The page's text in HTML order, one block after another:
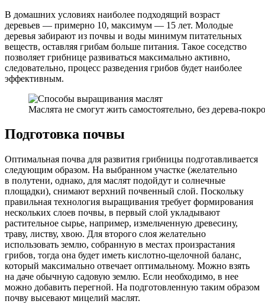
В домашних условиях наиболее подходящий возраст
деревьев — примерно 10, максимум — 15 лет. Молодые
деревья забирают из почвы и воды минимум питательных
веществ, оставляя грибам больше питания. Такое соседство
позволяет грибнице развиваться максимально активно,
следовательно, процесс разведения грибов будет наиболее
эффективным.
Маслята не смогут жить самостоятельно, без дерева-
Подготовка почвы
Оптимальная почва для развития грибницы подготавливается
следующим образом. На выбранном участке (желательно
в полутени, однако, для маслят подойдут и солнечные
площадки), снимают верхний почвенный слой. Поскольку
правильная технология выращивания требует формирования
нескольких слоев почвы, в первый слой укладывают
растительное сырье, например, измельченную древесину,
траву, листву, хвою. Для второго слоя желательно
использовать землю, собранную в местах произрастания
грибов, тогда она будет иметь кислотно-щелочной баланс,
который максимально отвечает оптимальному. Можно взять
на даче обычную садовую землю. Если необходимо, в нее
можно добавить перегной. На подготовленную таким образом
почву высевают мицелий маслят.